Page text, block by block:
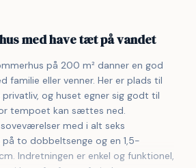
med have tæt på vandet
på 200 m² danner en god
familie eller venner. Her er plads til
og huset egner sig godt til
tempoet kan sættes ned.
to dobbeltsenge og en 1,5-
Indretningen er enkel og funktionel,